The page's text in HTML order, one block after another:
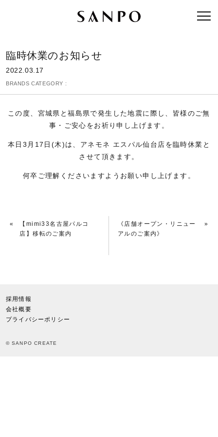
臨時休業のお知らせ
2022.03.17
BRANDS CATEGORY :
この度、宮城県と福島県で発生した地震に際し、皆様のご無
事・ご安心をお祈り申し上げます。
本日3月17日(木)は、アネモネ エスパル仙台店を臨時休業と
させて頂きます。
何卒ご理解くださいますようお願い申し上げます。
«
【mimi33名古屋パルコ
店】移転のご案内
《店舗オープン・リニュー
アルのご案内》
»
採用情報
会社概要
プライバシーポリシー
© SANPO CREATE